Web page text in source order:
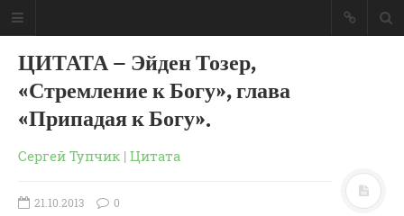
ЦИТАТА – Эйден Тозер,
«Стремление к Богу», глава
«Припадая к Богу».
Сергей Тупчик | Цитата
21.10.2013 0